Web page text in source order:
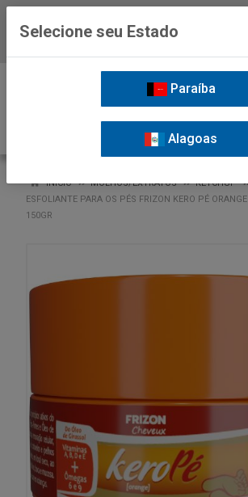
INÍCIO MOLHOS/EXTRATOS
KETCHUP
ESFOLIANTE PARA OS PÉS FRIZON KERO PÉ ORANGE
150GR
Selecione seu Estado
Paraíba
Alagoas